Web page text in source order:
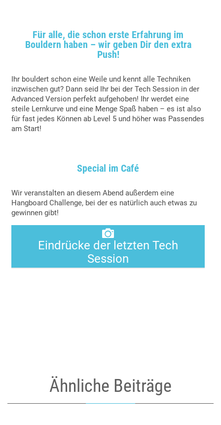
Für alle, die schon erste Erfahrung im
Bouldern haben – wir geben Dir den extra
Push!
Ihr bouldert schon eine Weile und kennt alle Techniken
inzwischen gut? Dann seid Ihr bei der Tech Session in der
Advanced Version perfekt aufgehoben! Ihr werdet eine
steile Lernkurve und eine Menge Spaß haben – es ist also
für fast jedes Können ab Level 5 und höher was Passendes
am Start!
Special im Café
Wir veranstalten an diesem Abend außerdem eine
Hangboard Challenge, bei der es natürlich auch etwas zu
gewinnen gibt!

Eindrücke der letzten Tech
Session
Ähnliche Beiträge